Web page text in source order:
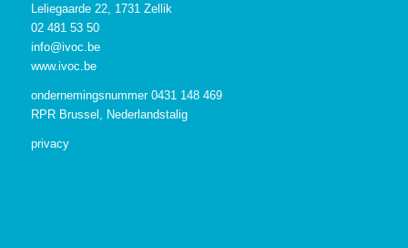
Leliegaarde 22, 1731 Zellik
02 481 53 50
info@ivoc.be
www.ivoc.be
ondernemingsnummer 0431 148 469
RPR Brussel, Nederlandstalig
privacy